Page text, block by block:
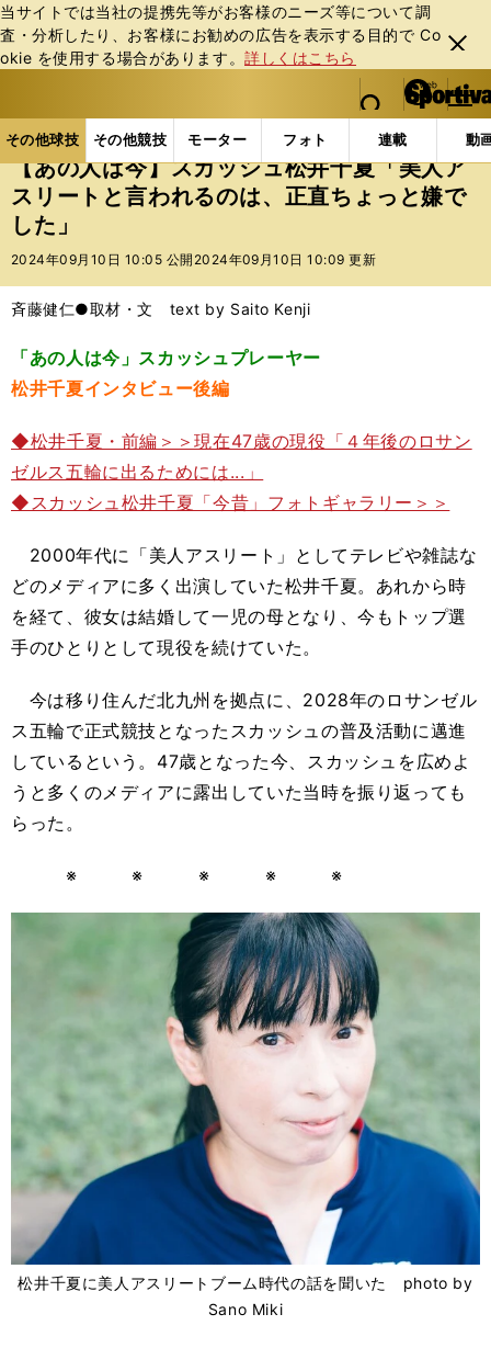
当サイトでは当社の提携先等がお客様のニーズ等について調
査・分析したり、お客様にお勧めの広告を表⽰する⽬的で Co
okie を使⽤する場合があります。詳しくはこちら
閉じ
る
web Sportiva (webスポルティーバ)
検索
マイペ
ー
ジ
メニュ
その他球技 その他競技 モーター フォト 連載 動
ス
ポ
ル
テ
ー
バ
その他球技の記事一覧 その他球技 【あの人は今】
【あの人は今】スカッシュ松井千夏「美人ア
スリートと言われるのは、正直ちょっと嫌で
した」
2024年09月10日 10:05 公開 2024年09月10日 10:09 更新
斉藤健仁●取材・文 text by Saito Kenji
「あの人は今」スカッシュプレーヤー
松井千夏インタビュー後編
◆松井千夏・前編＞＞現在47歳の現役「４年後のロサン
ゼルス五輪に出るためには...」
◆スカッシュ松井千夏「今昔」フォトギャラリー＞＞
2000年代に「美人アスリート」としてテレビや雑誌な
どのメディアに多く出演していた松井千夏。あれから時
を経て、彼女は結婚して一児の母となり、今もトップ選
手のひとりとして現役を続けていた。
今は移り住んだ北九州を拠点に、2028年のロサンゼル
ス五輪で正式競技となったスカッシュの普及活動に邁進
しているという。47歳となった今、スカッシュを広めよ
うと多くのメディアに露出していた当時を振り返っても
らった。
※ ※ ※ ※ ※
松井千夏に美人アスリートブーム時代の話を聞いた photo by
Sano Miki